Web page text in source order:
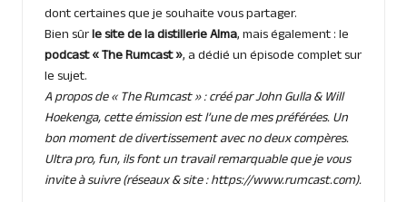
dont certaines que je souhaite vous partager.
Bien sûrle site de la distillerieAlma, mais également : le
podcast « The Rumcast », a dédié un épisode complet sur
le sujet.
A propos de « The Rumcast » : créé par John Gulla & Will
Hoekenga, cette émission est l’une de mes préférées. Un
bon moment de divertissement avec no deux compères.
Ultra pro, fun, ils font un travail remarquable que je vous
invite à suivre (réseaux & site :https://www.rumcast.com).